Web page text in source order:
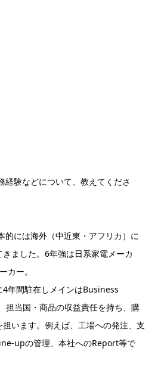
経験などについて、教えてくださ
的には海外（中近東・アフリカ）に
ました。6年強は日系家電メーカ
カー。
年間駐在しメインはBusiness
当国・商品の収益責任を持ち、購
います。例えば、工場への発注、支
upの管理、本社へのReport等で